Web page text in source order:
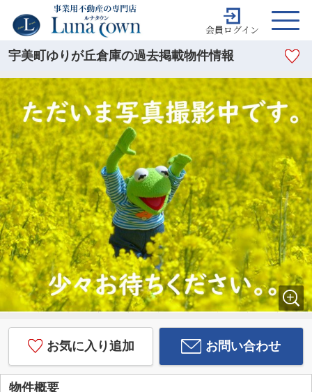
会員ログイン
宇美町ゆりが丘倉庫の過去掲載物件情報
お気に入り追加 お問い合わせ
物件概要